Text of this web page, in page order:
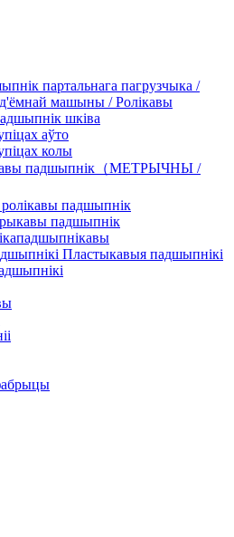
партальнага пагрузчыка /
машыны / Ролікавы
шківа
аўто
колы
падшыпнік（МЕТРЫЧНЫ /
падшыпнік
падшыпнік
Пластыкавыя падшыпнікі